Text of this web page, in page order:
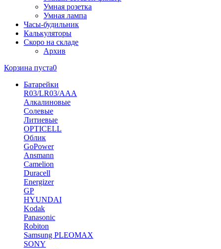
Умная розетка
Умная лампа
Часы-будильник
Калькуляторы
Скоро на складе
Архив
Корзина пуста0
Батарейки
R03/LR03/AAA
Алкалиновые
Солевые
Литиевые
OPTICELL
Облик
GoPower
Ansmann
Camelion
Duracell
Energizer
GP
HYUNDAI
Kodak
Panasonic
Robiton
Samsung PLEOMAX
SONY